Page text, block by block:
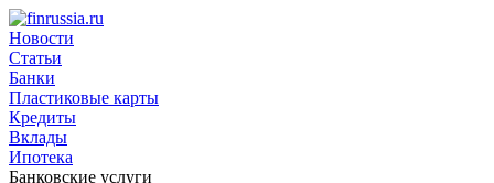
Новости
Статьи
Банки
Пластиковые карты
Кредиты
Вклады
Ипотека
Банковские услуги